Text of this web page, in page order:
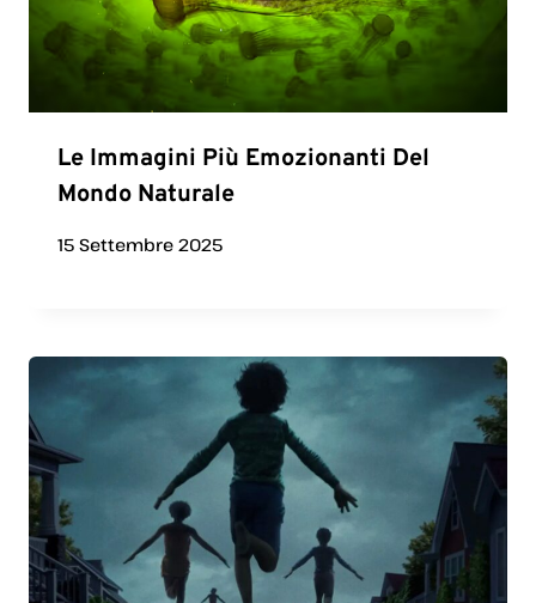
Le Immagini Più Emozionanti Del
Mondo Naturale
15 Settembre 2025